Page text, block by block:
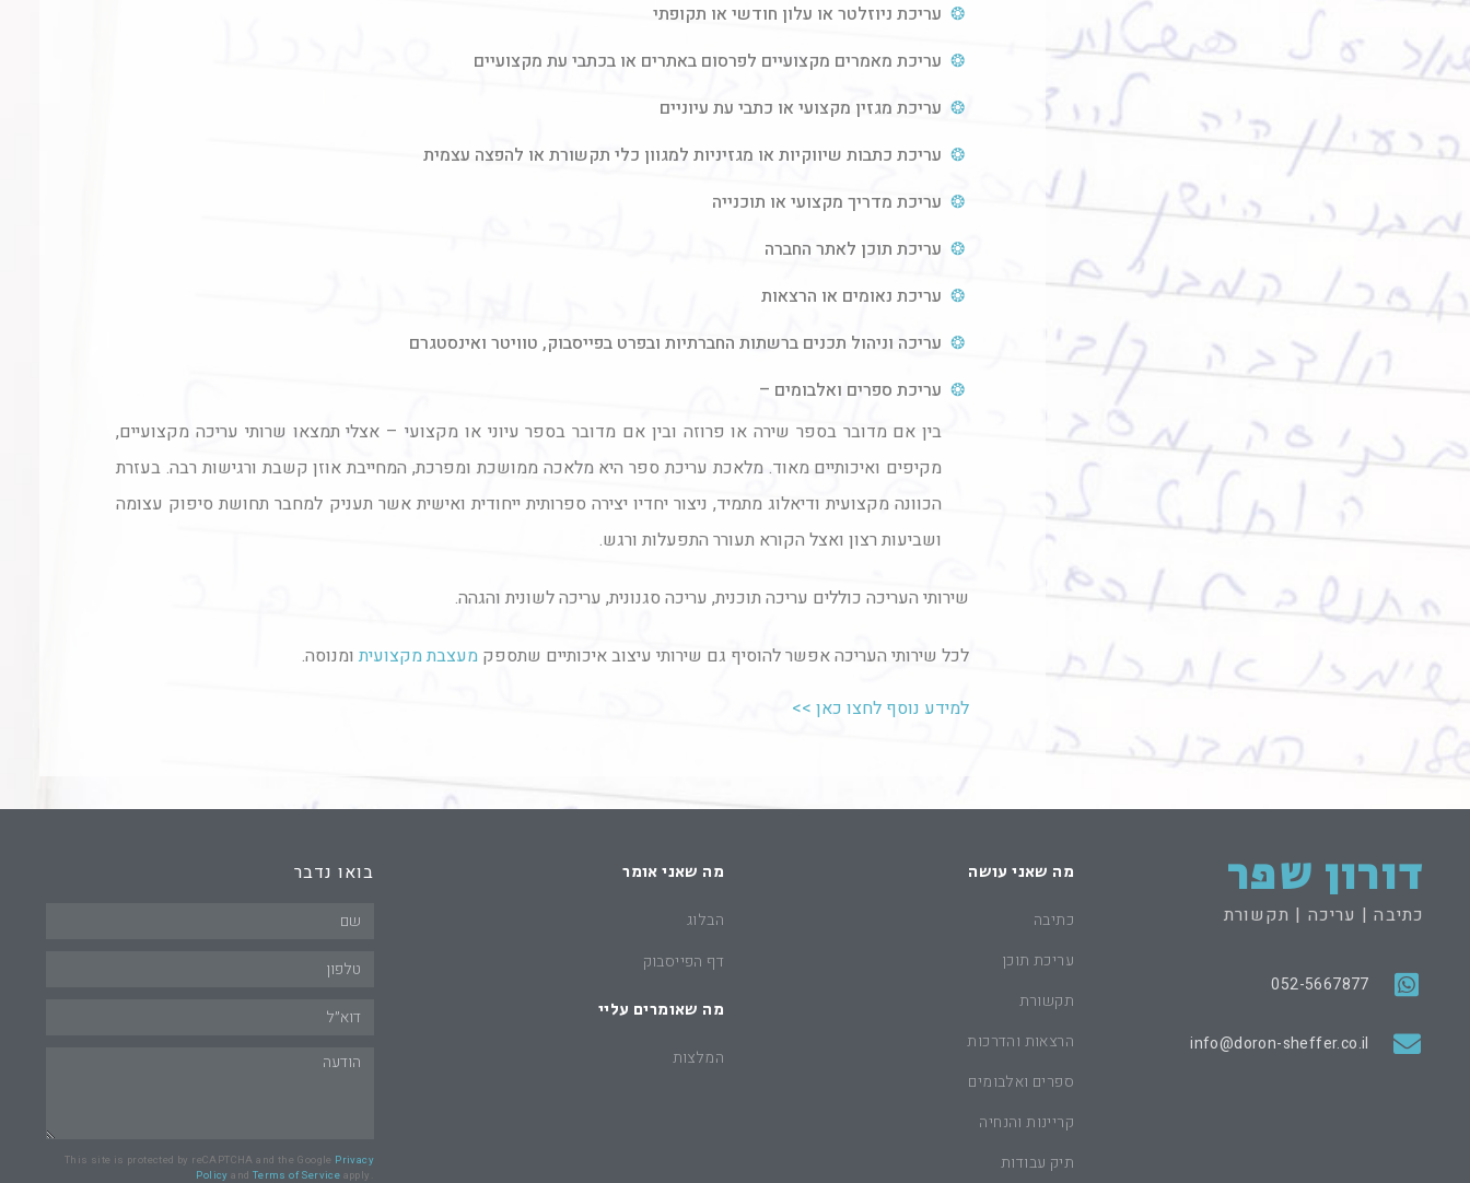
עריכת ניוזלטר או עלון חודשי או תקופתי
עריכת מאמרים מקצועיים לפרסום באתרים או בכתבי עת מקצועיים
עריכת מגזין מקצועי או כתבי עת עיוניים
עריכת כתבות שיווקיות או מגזיניות למגוון כלי תקשורת או להפצה עצמית
עריכת מדריך מקצועי או תוכנייה
עריכת תוכן לאתר החברה
עריכת נאומים או הרצאות
עריכה וניהול תכנים ברשתות החברתיות ובפרט בפייסבוק, טוויטר ואינסטגרם
עריכת ספרים ואלבומים –
בין אם מדובר בספר שירה או פרוזה ובין אם מדובר בספר עיוני או מקצועי – אצלי תמצאו שרותי עריכה מקצועיים,
מקיפים ואיכותיים מאוד. מלאכת עריכת ספר היא מלאכה ממושכת ומפרכת, המחייבת אוזן קשבת ורגישות רבה. בעזרת
הכוונה מקצועית ודיאלוג מתמיד, ניצור יחדיו יצירה ספרותית ייחודית ואישית אשר תעניק למחבר תחושת סיפוק עצומה
ושביעות רצון ואצל הקורא תעורר התפעלות ורגש.
שירותי העריכה כוללים עריכה תוכנית, עריכה סגנונית, עריכה לשונית והגהה.
לכל שירותי העריכה אפשר להוסיף גם שירותי עיצוב איכותיים שתספק מעצבת מקצועיתומנוסה.
למידע נוסף לחצו כאן >>
דורון שפר
כתיבה | עריכה | תקשורת
052-5667877
info@doron-sheffer.co.il
מה שאני עושה
כתיבה
עריכת תוכן
תקשורת
הרצאות והדרכות
ספרים ואלבומים
קריינות והנחיה
תיק עבודות
מה שאני אומר
הבלוג
דף הפייסבוק
מה שאומרים עליי
המלצות
בואו נדבר
This site is protected by reCAPTCHA and the Google Privacy
Policy and Terms of Service apply.